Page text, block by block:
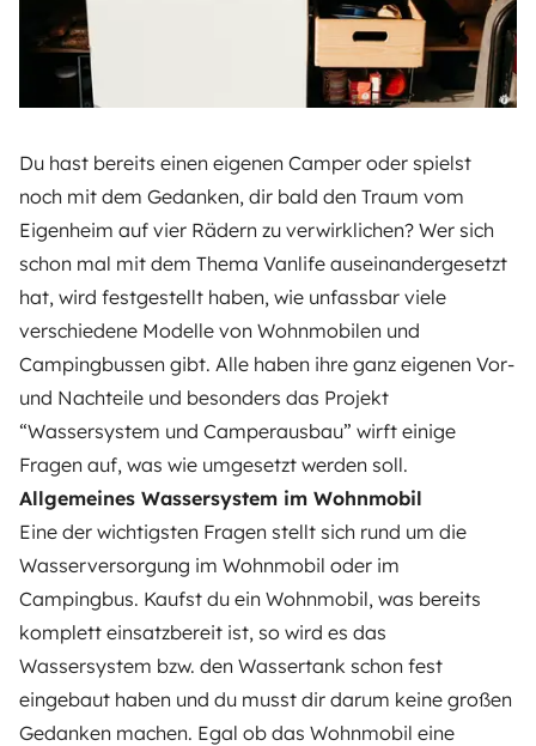
Du hast bereits einen eigenen Camper oder spielst
noch mit dem Gedanken, dir bald den Traum vom
Eigenheim auf vier Rädern zu verwirklichen? Wer sich
schon mal mit dem Thema Vanlife auseinandergesetzt
hat, wird festgestellt haben, wie unfassbar viele
verschiedene Modelle von Wohnmobilen und
Campingbussen gibt. Alle haben ihre ganz eigenen Vor-
und Nachteile und besonders das Projekt
“Wassersystem und Camperausbau” wirft einige
Fragen auf, was wie umgesetzt werden soll.
Allgemeines Wassersystem im Wohnmobil
Eine der wichtigsten Fragen stellt sich rund um die
Wasserversorgung im Wohnmobil oder im
Campingbus. Kaufst du ein Wohnmobil, was bereits
komplett einsatzbereit ist, so wird es das
Wassersystem bzw. den Wassertank schon fest
eingebaut haben und du musst dir darum keine großen
Gedanken machen. Egal ob das Wohnmobil eine